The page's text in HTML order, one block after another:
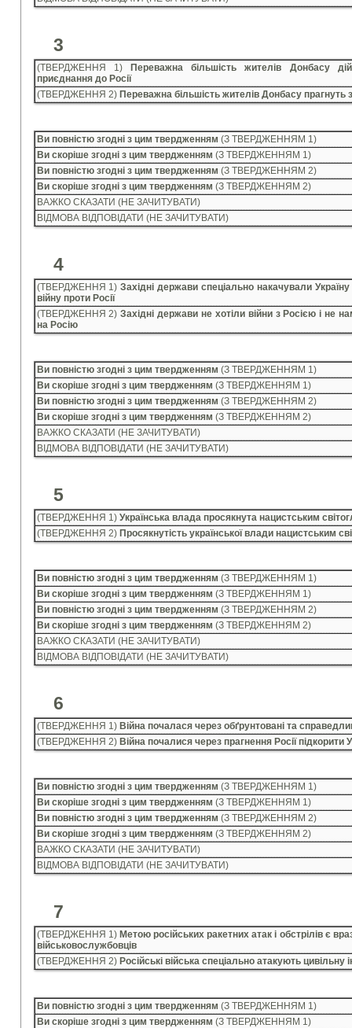
3
(ТВЕРДЖЕННЯ 1)Переважна більшість жителів Донбасу
приєднання до Росії
(ТВЕРДЖЕННЯ 2)Переважна більшість жителів Донбасу прагнуть
Ви повністю згодні з цим твердженням (З ТВЕРДЖЕННЯМ 1)
Ви скоріше згодні з цим твердженням (З ТВЕРДЖЕННЯМ 1)
Ви повністю згодні з цим твердженням (З ТВЕРДЖЕННЯМ 2)
Ви скоріше згодні з цим твердженням (З ТВЕРДЖЕННЯМ 2)
ВАЖКО СКАЗАТИ (НЕ ЗАЧИТУВАТИ)
ВІДМОВА ВІДПОВІДАТИ (НЕ ЗАЧИТУВАТИ)
4
(ТВЕРДЖЕННЯ 1) Західні держави спеціально накачували
війну проти Росії
(ТВЕРДЖЕННЯ 2) Західні держави не хотіли війни з Росією і не
на Росію
Ви повністю згодні з цим твердженням (З ТВЕРДЖЕННЯМ 1)
Ви скоріше згодні з цим твердженням (З ТВЕРДЖЕННЯМ 1)
Ви повністю згодні з цим твердженням (З ТВЕРДЖЕННЯМ 2)
Ви скоріше згодні з цим твердженням (З ТВЕРДЖЕННЯМ 2)
ВАЖКО СКАЗАТИ (НЕ ЗАЧИТУВАТИ)
ВІДМОВА ВІДПОВІДАТИ (НЕ ЗАЧИТУВАТИ)
5
(ТВЕРДЖЕННЯ 1)Українська влада просякнута нацистським
(ТВЕРДЖЕННЯ 2)Просякнутість української влади нацистським
Ви повністю згодні з цим твердженням (З ТВЕРДЖЕННЯМ 1)
Ви скоріше згодні з цим твердженням (З ТВЕРДЖЕННЯМ 1)
Ви повністю згодні з цим твердженням (З ТВЕРДЖЕННЯМ 2)
Ви скоріше згодні з цим твердженням (З ТВЕРДЖЕННЯМ 2)
ВАЖКО СКАЗАТИ (НЕ ЗАЧИТУВАТИ)
ВІДМОВА ВІДПОВІДАТИ (НЕ ЗАЧИТУВАТИ)
6
(ТВЕРДЖЕННЯ 1)Війна почалася через обґрунтовані та
(ТВЕРДЖЕННЯ 2)Війна почалися через прагнення Росії підкорити
Ви повністю згодні з цим твердженням (З ТВЕРДЖЕННЯМ 1)
Ви скоріше згодні з цим твердженням (З ТВЕРДЖЕННЯМ 1)
Ви повністю згодні з цим твердженням (З ТВЕРДЖЕННЯМ 2)
Ви скоріше згодні з цим твердженням (З ТВЕРДЖЕННЯМ 2)
ВАЖКО СКАЗАТИ (НЕ ЗАЧИТУВАТИ)
ВІДМОВА ВІДПОВІДАТИ (НЕ ЗАЧИТУВАТИ)
7
(ТВЕРДЖЕННЯ 1)Метою російських ракетних атак і обстрілів є
військовослужбовців
(ТВЕРДЖЕННЯ 2)Російські війська спеціально атакують цивільну
Ви повністю згодні з цим твердженням (З ТВЕРДЖЕННЯМ 1)
Ви скоріше згодні з цим твердженням (З ТВЕРДЖЕННЯМ 1)